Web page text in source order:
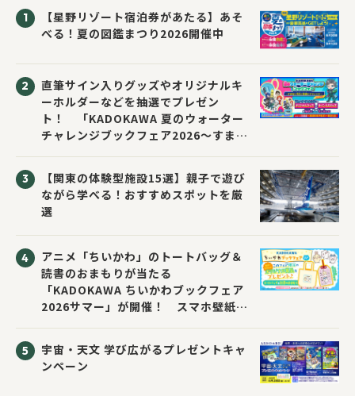
【星野リゾート宿泊券があたる】あそ
べる！夏の図鑑まつり2026開催中
直筆サイン入りグッズやオリジナルキ
ーホルダーなどを抽選でプレゼン
ト！ 「KADOKAWA 夏のウォーター
チャレンジブックフェア2026～すまな
【関東の体験型施設15選】親子で遊び
ながら学べる！おすすめスポットを厳
選
アニメ「ちいかわ」のトートバッグ＆
読書のおまもりが当たる
「KADOKAWA ちいかわブックフェア
2026サマー」が開催！ スマホ壁紙は
宇宙・天文 学び広がるプレゼントキャ
ンペーン